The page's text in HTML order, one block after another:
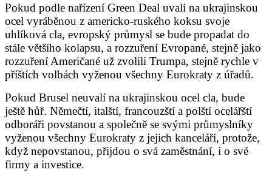
Pokud podle nařízení Green Deal uvalí na ukrajinskou
ocel vyráběnou z americko-ruského koksu svoje
uhlíková cla, evropský průmysl se bude propadat do
stále většího kolapsu, a rozzuření Evropané, stejně jako
rozzuření Američané už zvolili Trumpa, stejně rychle v
příštích volbách vyženou všechny Eurokraty z úřadů.
Pokud Brusel neuvalí na ukrajinskou ocel cla, bude
ještě hůř. Němečtí, italští, francouzští a polští ocelářští
odboráři povstanou a společně se svými průmyslníky
vyženou všechny Eurokraty z jejich kanceláří, protože,
když nepovstanou, přijdou o svá zaměstnání, i o své
firmy a investice.